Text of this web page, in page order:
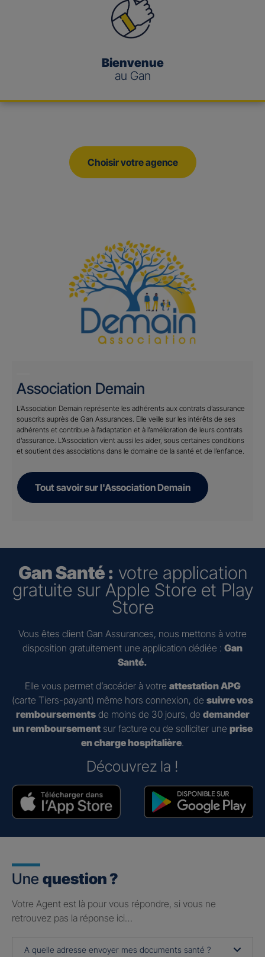
Bienvenue
au Gan
Choisir votre agence
Association Demain
L’Association Demain représente les adhérents aux contrats d’assurance
souscrits auprès de Gan Assurances. Elle veille sur les intérêts de ses
adhérents et contribue à l’adaptation et à l’amélioration de leurs contrats
d’assurance. L’Association vient aussi les aider, sous certaines conditions
et soutient des associations dans le domaine de la santé et de l’enfance.
Tout savoir sur l'Association Demain
Gan Santé : votre application
gratuite sur Apple Store et Play
Store
Vous êtes client Gan Assurances, nous mettons à votre
disposition gratuitement une application dédiée : Gan
Santé.
Elle vous permet d’accéder à votre attestation APG
(carte Tiers-payant) même hors connexion, de suivre vos
remboursementsde moins de 30 jours, de demander
un remboursement sur facture ou de solliciter une prise
en charge hospitalière.
Découvrez la !
Une question ?
Votre Agent est là pour vous répondre, si vous ne
retrouvez pas la réponse ici…
A quelle adresse envoyer mes documents santé ?